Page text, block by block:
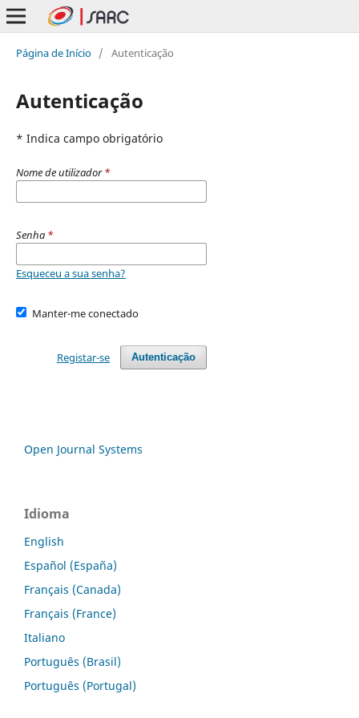
Página de Início / Autenticação
Autenticação
* Indica campo obrigatório
Nome de utilizador*
Senha *
Esqueceu a sua senha?
Manter-me conectado
Autenticação
Registar-se
Open Journal Systems
Idioma
English
Español (España)
Français (Canada)
Français (France)
Italiano
Português (Brasil)
Português (Portugal)